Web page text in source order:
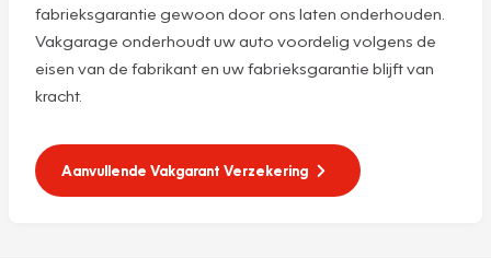
fabrieksgarantie gewoon door ons laten onderhouden.
Vakgarage onderhoudt uw auto voordelig volgens de
eisen van de fabrikant en uw fabrieksgarantie blijft van
kracht.
Aanvullende Vakgarant Verzekering